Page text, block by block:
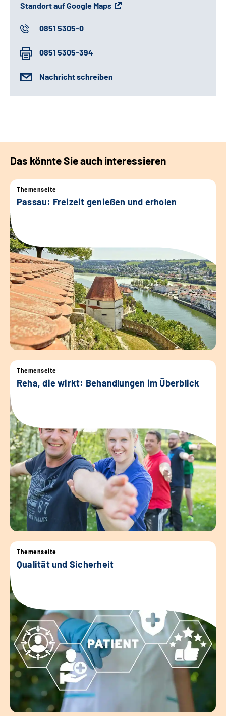
Standort auf Google Maps
0851 5305-0
0851 5305-394
Nachricht schreiben
Das könnte Sie auch interessieren
Themenseite
Passau: Freizeit genießen und erholen
Themenseite
Reha, die wirkt: Behandlungen im Überblick
Themenseite
Qualität und Sicherheit